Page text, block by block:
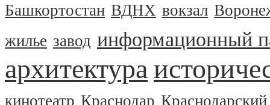
Башкортостан ВДНХ вокзал
жилье завод информационный
архитектура
кинотеатр Краснодар